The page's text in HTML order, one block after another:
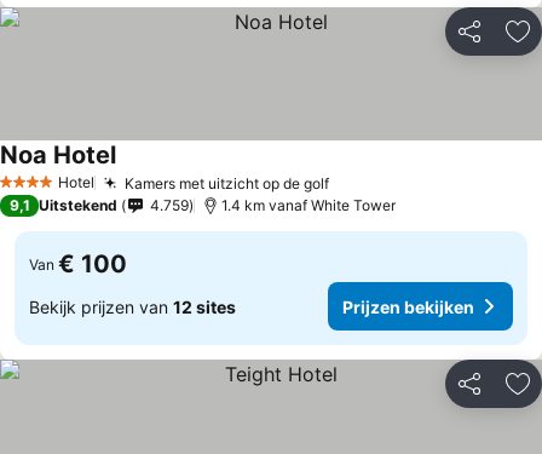
Delen
4 SterrenHotel Kamers met uitzicht op de golf
Noa Hotel
9,1 Uitstekend 4.759 1.4 km vanaf White Tower
Van € 100
Bekijk prijzen van 12 sites Prijzen bekijken
Delen